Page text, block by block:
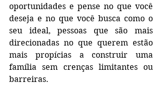
oportunidades e pense no que você
deseja e no que você busca como o
seu ideal, pessoas que são mais
direcionadas no que querem estão
mais propícias a construir uma
família sem crenças limitantes ou
barreiras.